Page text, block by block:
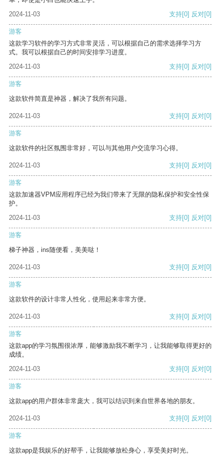
2024-11-03
支持[0] 反对[0]
游客
这款学习软件的学习方式非常灵活，可以根据自己的需求选择学习方
式。我可以根据自己的时间安排学习进度。
2024-11-03
支持[0] 反对[0]
游客
这款软件简直是神器，解决了我所有问题。
2024-11-03 支持[0] 反对[0]
游客
这款软件的社区氛围非常好，可以与其他用户交流学习心得。
2024-11-03 支持[0] 反对[0]
游客
这款加速器VPM应用程序已经为我们带来了无限的隐私保护和安全性保
护。
2024-11-03
支持[0] 反对[0]
游客
梯子神器，ins随便看，美美哒！
2024-11-03 支持[0] 反对[0]
游客
这款软件的设计非常人性化，使用起来非常方便。
2024-11-03 支持[0] 反对[0]
游客
这款app的学习氛围很浓厚，能够激励我不断学习，让我能够取得更好的
成绩。
2024-11-03
支持[0] 反对[0]
游客
这款app的用户群体非常庞大，我可以结识到来自世界各地的朋友。
2024-11-03 支持[0] 反对[0]
游客
这款app是我娱乐的好帮手，让我能够放松身心，享受美好时光。